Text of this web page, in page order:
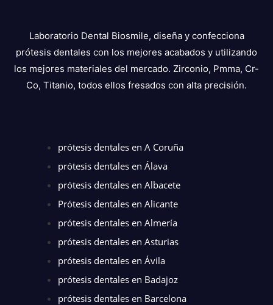
Laboratorio Dental Biosmile, diseña y confecciona
prótesis dentales con los mejores acabados y utilizando
los mejores materiales del mercado. Zirconio, Pmma, Cr-
Co, Titanio, todos ellos fresados con alta precisión.
prótesis dentales en A Coruña
prótesis dentales en Álava
prótesis dentales en Albacete
Prótesis dentales en Alicante
prótesis dentales en Almería
prótesis dentales en Asturias
prótesis dentales en Ávila
prótesis dentales en Badajoz
prótesis dentales en Barcelona